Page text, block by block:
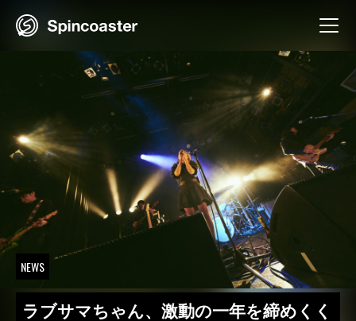
NEWS
ラブサマちゃん、激動の一年を締めくく